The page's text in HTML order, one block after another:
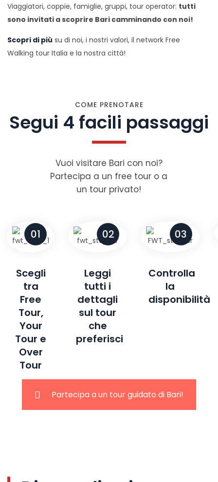
Viaggiatori, coppie, famiglie, gruppi, tour operator: tutti
sono invitati a scoprire Bari camminando con noi!
Scopri di più su di noi, i nostri valori, il network Free
Walking tour Italia e la nostra città!
COME PRENOTARE
Segui 4 facili passaggi
Vuoi visitare Bari con noi?
Partecipa a un free tour o a
un tour privato!
01
Scegli
tra
Free
Tour,
Your
Tour e
Over
Tour
02
Leggi
tutti i
dettagli
sul tour
che
preferisci
03
Controlla
la
disponibilità
Partecipa a un tour guidato di Bari!